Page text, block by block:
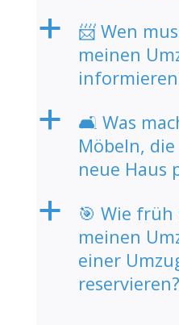
a
📨 Wen
meinen
a
🛋️ Was
Möbeln,
neue Haus
a
🎯 Wie früh
meinen
einer
reservieren?